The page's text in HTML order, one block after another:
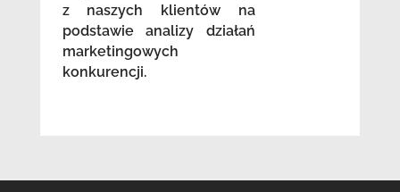
z naszych klientów na
podstawie analizy działań
marketingowych
konkurencji.